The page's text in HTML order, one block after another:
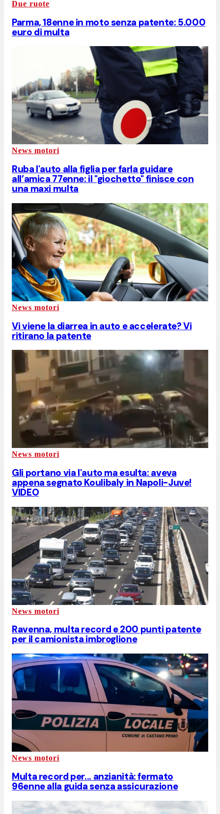
Due ruote
Parma, 18enne in moto senza patente: 5.000
euro di multa
News motori
Ruba l'auto alla figlia per farla guidare
all’amica 77enne: il "giochetto" finisce con
una maxi multa
News motori
Vi viene la diarrea in auto e accelerate? Vi
ritirano la patente
News motori
Gli portano via l'auto ma esulta: aveva
appena segnato Koulibaly in Napoli-Juve!
VIDEO
News motori
Ravenna, multa record e 200 punti patente
per il camionista imbroglione
News motori
Multa record per... anzianità: fermato
96enne alla guida senza assicurazione